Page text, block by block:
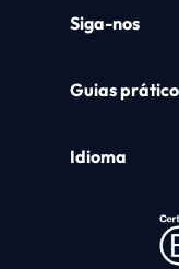
Siga-nos
Guias
Idioma